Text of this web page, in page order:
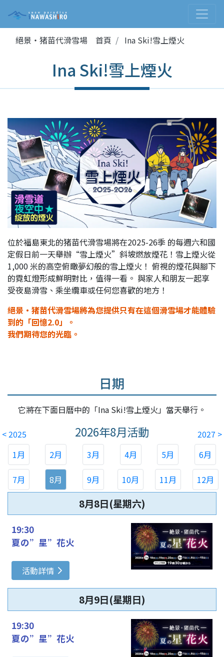
絕景・猪苗代滑雪場 首頁 Ina Ski!雪上煙火
Ina Ski!雪上煙火
位於福島東北的猪苗代滑雪場將在2025-26季 的每週六和國
定假日前一天舉辦“雪上煙火”斜坡燃放煙花！雪上煙火從
1,000 米的高空俯瞰夢幻般的雪上煙火！ 俯視的煙花與腳下
的霓虹燈形成鮮明對比，值得一看。 與家人和朋友一起享
受夜島滑雪、乘坐纜車或任何您喜歡的地方！
絕景・猪苗代滑雪場將為您提供只有在這個滑雪場才能體驗
到的「回憶2.0」。
我們期待您的光臨。
日期
它將在下面日曆中的「Ina Ski!雪上煙火」當天舉行。
< 2025 2026年8月活動
2027 >
1月
2月 3月 4月 5月 6月
7月 8月 9月 10月 11月 12月
8月8日(星期六)
19:30
夏の”星”花火
活動詳情
8月9日(星期日)
19:30
夏の”星”花火